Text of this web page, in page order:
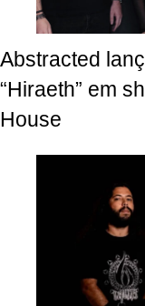
Abstracted
“Hiraeth” em
House